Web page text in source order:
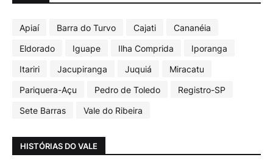
Apiaí Barra do Turvo Cajati
Cananéia
Eldorado
Iguape Ilha Comprida
Iporanga
Itariri
Jacupiranga Juquiá
Miracatu
Pariquera-Açu
Pedro de Toledo
Registro-SP
Sete Barras
Vale do Ribeira
HISTÓRIAS DO VALE